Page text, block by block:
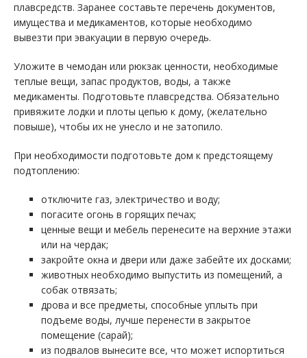
плавсредств. Заранее составьте перечень документов,
имущества и медикаментов, которые необходимо
вывезти при эвакуации в первую очередь.
Уложите в чемодан или рюкзак ценности, необходимые
теплые вещи, запас продуктов, воды, а также
медикаменты. Подготовьте плавсредства. Обязательно
привяжите лодки и плоты цепью к дому, (желательно
повыше), чтобы их не унесло и не затопило.
При необходимости подготовьте дом к предстоящему
подтоплению:
отключите газ, электричество и воду;
погасите огонь в горящих печах;
ценные вещи и мебель перенесите на верхние этажи
или на чердак;
закройте окна и двери или даже забейте их досками;
животных необходимо выпустить из помещений, а
собак отвязать;
дрова и все предметы, способные уплыть при
подъеме воды, лучше перенести в закрытое
помещение (сарай);
из подвалов вынесите все, что может испортиться